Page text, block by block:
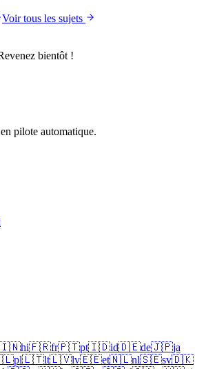
Voir tous les sujets
bientôt !
pilote automatique.
hi🇫🇷fr🇵🇹pt🇮🇩id🇩🇪de🇯🇵ja
pl🇱🇹lt🇱🇻lv🇪🇪et🇳🇱nl🇸🇪sv🇩🇰